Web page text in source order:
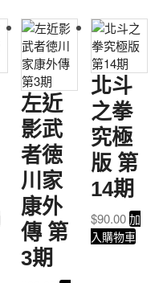
左近
影武
者徳
川家
康外
傳 第
3期
北斗
之拳
究極
版 第
14期
$90.00 加
入購物車